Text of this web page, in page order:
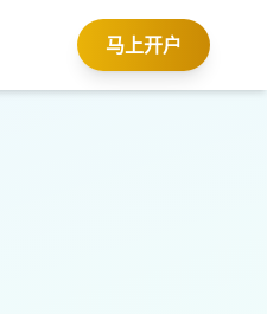
马上开户